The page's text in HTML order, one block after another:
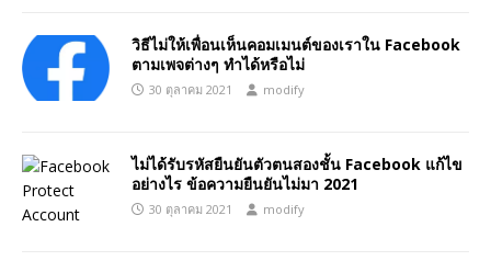
วิธีไม่ให้เพื่อนเห็นคอมเมนต์ของเราใน Facebook
ตามเพจต่างๆ ทำได้หรือไม่
30 ตุลาคม 2021 modify
ไม่ได้รับรหัสยืนยันตัวตนสองชั้น Facebook แก้ไข
อย่างไร ข้อความยืนยันไม่มา 2021
30 ตุลาคม 2021 modify